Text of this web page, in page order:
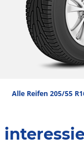
Alle Reifen‎ 205/55